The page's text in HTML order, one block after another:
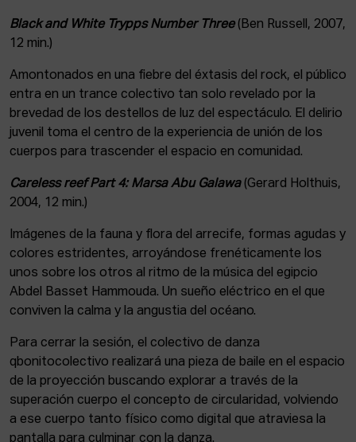
Black and White Trypps Number Three(Ben Russell, 2007,
12 min.)
Amontonados en una fiebre del éxtasis del rock, el público
entra en un trance colectivo tan solo revelado por la
brevedad de los destellos de luz del espectáculo. El delirio
juvenil toma el centro de la experiencia de unión de los
cuerpos para trascender el espacio en comunidad.
Careless reef Part 4: Marsa Abu Galawa (Gerard Holthuis,
2004, 12 min.)
Imágenes de la fauna y flora del arrecife, formas agudas y
colores estridentes, arroyándose frenéticamente los
unos sobre los otros al ritmo de la música del egipcio
Abdel Basset Hammouda. Un sueño eléctrico en el que
conviven la calma y la angustia del océano.
Para cerrar la sesión, el colectivo de danza
qbonitocolectivo realizará una pieza de baile en el espacio
de la proyección buscando explorar a través de la
superación cuerpo el concepto de circularidad, volviendo
a ese cuerpo tanto físico como digital que atraviesa la
pantalla para culminar con la danza.